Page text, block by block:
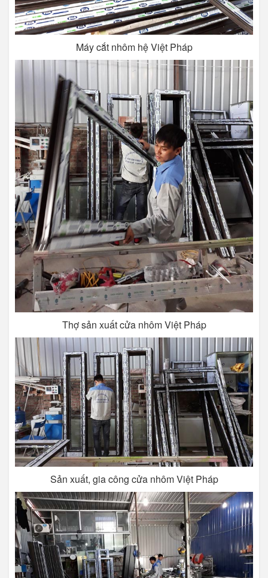
Máy cắt nhôm hệ Việt Pháp
Thợ sản xuất cửa nhôm Việt Pháp
Sản xuất, gia công cửa nhôm Việt Pháp